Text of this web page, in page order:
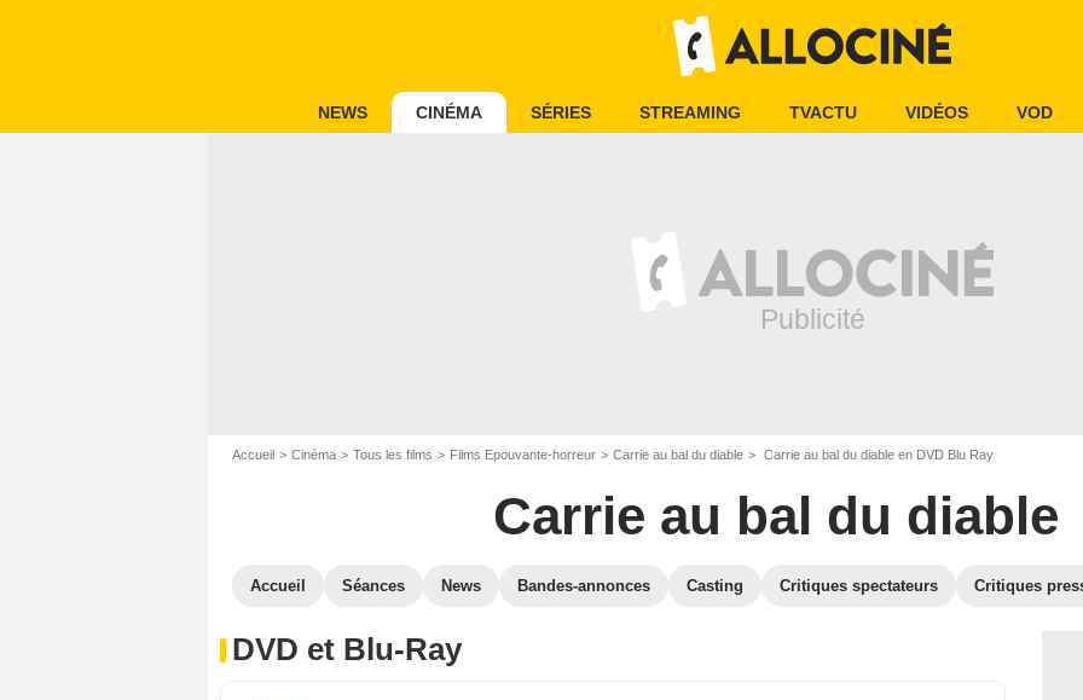
NEWS CINÉMA SÉRIES STREAMING TVACTU VIDÉOS VOD
Accueil Cinéma Tous les films Films Epouvante-horreur Carrie au bal du diable Carrie au bal du diable en DVD Blu Ray
Carrie au bal du diable
Accueil Séances News Bandes-annonces Casting Critiques spectateurs Critiques
DVD et Blu-Ray